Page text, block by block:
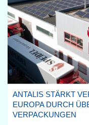
ANTALIS STÄRKT
EUROPA DURCH
VERPACKUNGEN